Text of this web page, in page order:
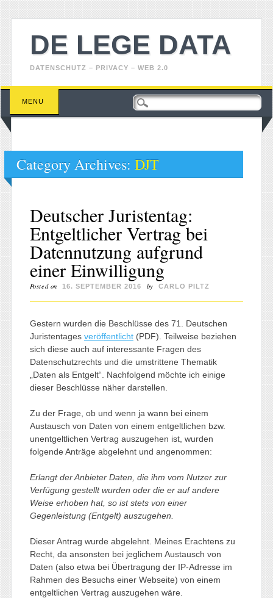
DE LEGE DATA
DATENSCHUTZ – PRIVACY – WEB 2.0
Main menu
Skip
content
MENU
Category Archives: DJT
Deutscher Juristentag:
Entgeltlicher Vertrag bei
Datennutzung aufgrund
einer Einwilligung
Posted on 16. SEPTEMBER 2016 by CARLO PILTZ
Gestern wurden die Beschlüsse des 71. Deutschen
Juristentages veröffentlicht(PDF). Teilweise beziehen
sich diese auch auf interessante Fragen des
Datenschutzrechts und die umstrittene Thematik
„Daten als Entgelt“. Nachfolgend möchte ich einige
dieser Beschlüsse näher darstellen.
Zu der Frage, ob und wenn ja wann bei einem
Austausch von Daten von einem entgeltlichen bzw.
unentgeltlichen Vertrag auszugehen ist, wurden
folgende Anträge abgelehnt und angenommen:
Erlangt der Anbieter Daten, die ihm vom Nutzer zur
Verfügung gestellt wurden oder die er auf andere
Weise erhoben hat, so ist stets von einer
Gegenleistung (Entgelt) auszugehen.
Dieser Antrag wurde abgelehnt. Meines Erachtens zu
Recht, da ansonsten bei jeglichem Austausch von
Daten (also etwa bei Übertragung der IP-Adresse im
Rahmen des Besuchs einer Webseite) von einem
entgeltlichen Vertrag auszugehen wäre.